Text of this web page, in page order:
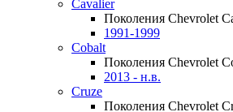
Cavalier
Поколения Chevrolet
1991-1999
Cobalt
Поколения Chevrolet
2013 - н.в.
Cruze
Поколения Chevrolet